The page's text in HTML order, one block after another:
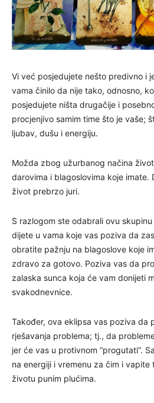
Vi već posjedujete nešto predivno i
vama činilo da nije tako, odnosno,
posjedujete ništa drugačije i
procjenjivo samim time što je vaše;
ljubav, dušu i energiju.
Možda zbog užurbanog načina
darovima i blagoslovima koje imate.
život prebrzo juri.
S razlogom ste odabrali ovu
dijete u vama koje vas poziva da
obratite pažnju na blagoslove koje
zdravo za gotovo. Poziva vas da
zalaska sunca koja će vam donijeti
svakodnevnice.
Također, ova eklipsa vas poziva da
rješavanja problema; tj., da
jer će vas u protivnom “progutati”.
na energiji i vremenu za čim i
životu punim plućima.